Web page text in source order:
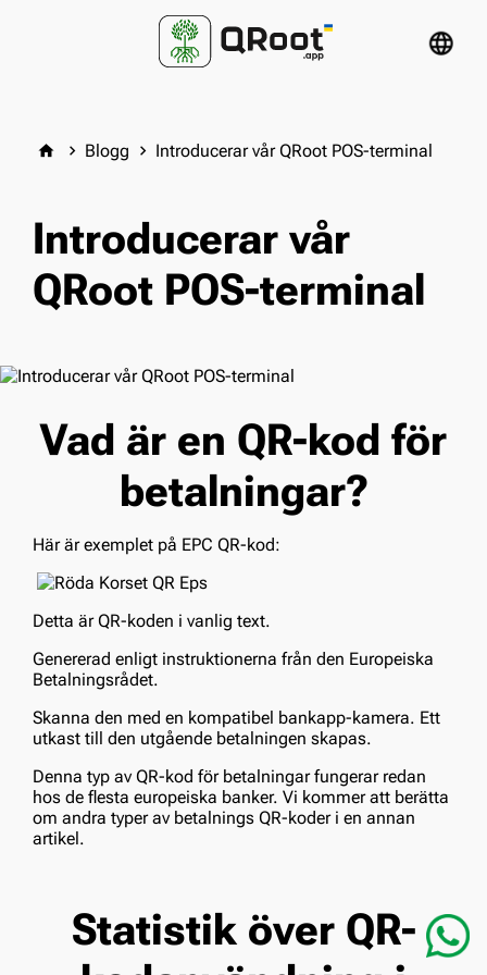
language
home keyboard_arrow_right Blogg keyboard_arrow_right Introducerar vår QRoot POS-terminal
Introducerar vår
QRoot POS-terminal
Vad är en QR-kod för
betalningar?
Här är exemplet på EPC QR-kod:
Detta är QR-koden i vanlig text.
Genererad enligt instruktionerna från den Europeiska
Betalningsrådet.
Skanna den med en kompatibel bankapp-kamera. Ett
utkast till den utgående betalningen skapas.
Denna typ av QR-kod för betalningar fungerar redan
hos de flesta europeiska banker. Vi kommer att berätta
om andra typer av betalnings QR-koder i en annan
artikel.
Statistik över QR-